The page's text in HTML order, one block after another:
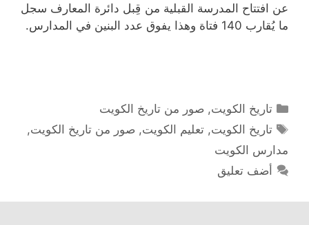
عن افتتاح المدرسة القبلية من قِبل دائرة المعارف سجل
ما يُقارب 140 فتاة وهذا يفوق عدد البنين في المدارس.
التصنيفات
تاريخ الكويت, صور من تاريخ الكويت
الوسوم
تاريخ الكويت,تعليم الكويت, صور من تاريخ الكويت,
مدارس الكويت
أضف تعليق